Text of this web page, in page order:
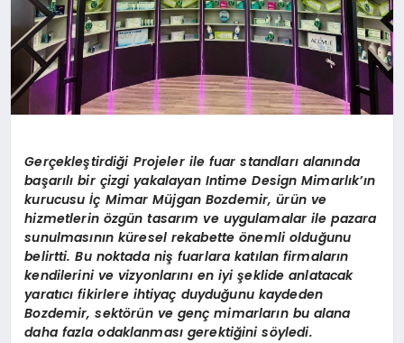
Gerçekleştirdiği Projeler ile fuar standları alanında
başarılı bir çizgi yakalayan Intime Design Mimarlık’ın
kurucusu İç Mimar Müjgan Bozdemir, ürün ve
hizmetlerin özgün tasarım ve uygulamalar ile pazara
sunulmasının küresel rekabetteönemli olduğunu
belirtti. Bu noktada niş fuarlara katılan firmaların
kendilerini ve vizyonlarını en iyi şeklide anlatacak
yaratıcı fikirlere ihtiyaç duyduğunu kaydeden
Bozdemir, sektörün ve genç mimarların bu alana
daha fazla odaklanması gerektiğini söyledi.